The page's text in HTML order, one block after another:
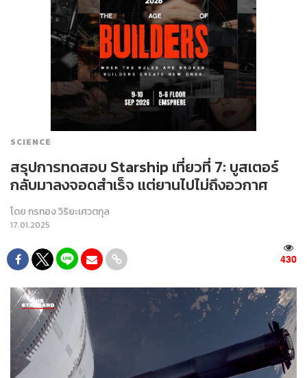
SCIENCE
สรุปการทดสอบ Starship เที่ยวที่ 7: บูสเตอร์
กลับมาลงจอดสำเร็จ แต่ยานไปไม่ถึงอวกาศ
โดยกรทอง วิริยะเศวตกุล
17.01.2025
430